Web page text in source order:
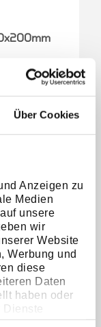
Über Cookies
Anzeigen zu
Medien
unsere
wir
Website
Werbung und
diese
Daten
haben oder